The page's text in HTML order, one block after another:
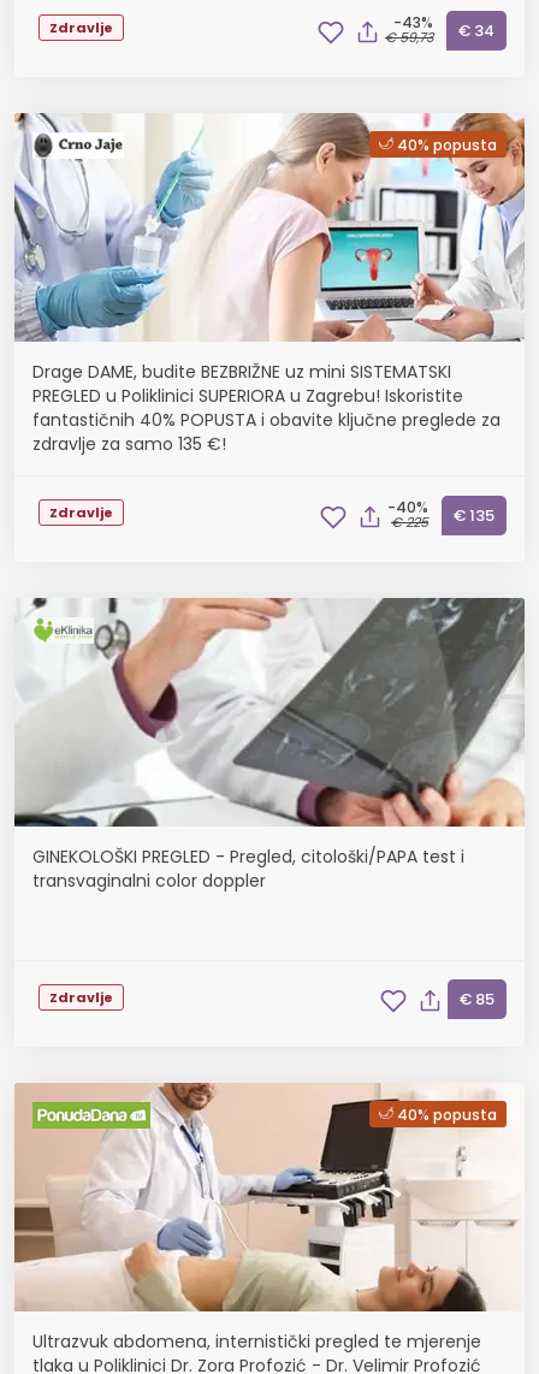
Zdravlje -43%
€ 59,73 € 34
40% popusta
Drage DAME, budite BEZBRIŽNE uz mini SISTEMATSKI
PREGLED u Poliklinici SUPERIORA u Zagrebu! Iskoristite
fantastičnih 40% POPUSTA i obavite ključne preglede za
zdravlje za samo 135 €!
Zdravlje -40%
€ 225 € 135
GINEKOLOŠKI PREGLED - Pregled, citološki/PAPA test i
transvaginalni color doppler
Zdravlje € 85
40% popusta
Ultrazvuk abdomena, internistički pregled te mjerenje
tlaka u Poliklinici Dr. Zora Profozić - Dr. Velimir Profozić